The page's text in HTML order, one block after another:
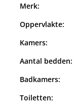
Merk:
Oppervlakte:
Kamers:
Aantal bedden:
Badkamers:
Toiletten: